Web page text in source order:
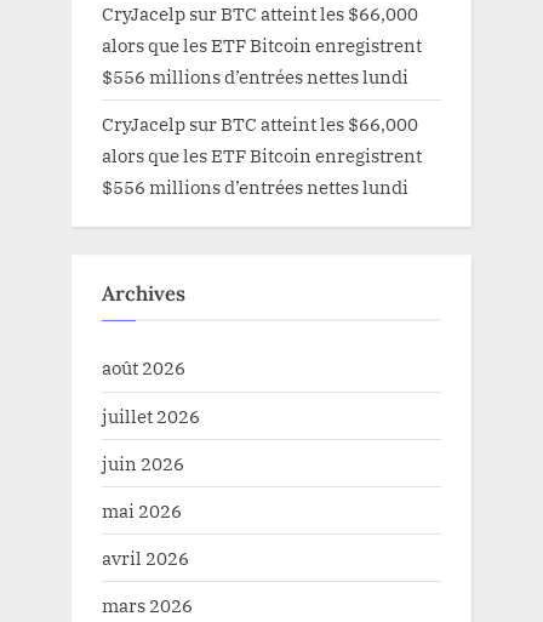
CryJacelp surBTC atteint les $66,000
alors que les ETF Bitcoin enregistrent
$556 millions d’entrées nettes lundi
CryJacelp surBTC atteint les $66,000
alors que les ETF Bitcoin enregistrent
$556 millions d’entrées nettes lundi
Archives
août 2026
juillet 2026
juin 2026
mai 2026
avril 2026
mars 2026